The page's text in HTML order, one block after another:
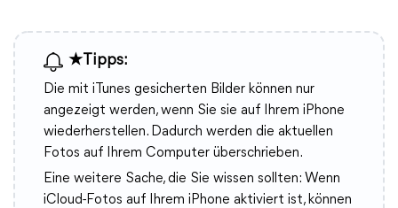
★Tipps:
Die mit iTunes gesicherten Bilder können nur
angezeigt werden, wenn Sie sie auf Ihrem iPhone
wiederherstellen. Dadurch werden die aktuellen
Fotos auf Ihrem Computer überschrieben.
Eine weitere Sache, die Sie wissen sollten: Wenn
iCloud-Fotos auf Ihrem iPhone aktiviert ist, können